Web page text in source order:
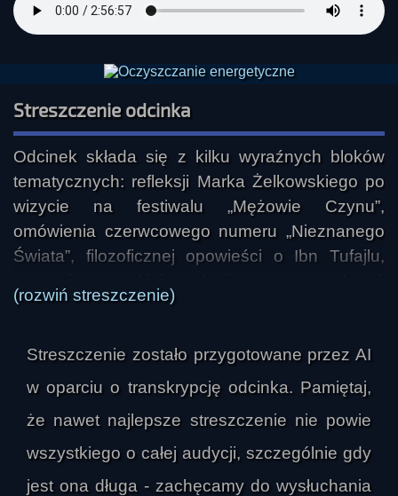
Filmotekarium - A halál négy kapuja (Cztery
bramy śmierci) 01:16:42
Słowne interludium 01:32:14
MAUPA - Adam Allsuch Boardman -
Ilustrowana historia UFO 01:40:14
Słowne interludium 01:54:12
Z archiwum ABW 01:54:56
Słowo na dobranoc 02:55:30
Streszczenie odcinka
Odcinek składa się z kilku wyraźnych bloków
tematycznych: refleksji Marka Żelkowskiego po
wizycie na festiwalu „Mężowie Czynu”,
omówienia czerwcowego numeru „Nieznanego
Świata”, filozoficznej opowieści o Ibn Tufajlu,
książkowych i opowiadań prozatorskich.
Najdłuższa pierwsza część audycji poświęcona
jest festiwalowi „Mężowie Czynu”, który
choć bez bezkrytyczności. Podkreśla, że
wydarzenie nie przypominało komercyjnego
coachingu ani pustych haseł o sukcesie, lecz
(rozwiń streszczenie)
Streszczenie zostało przygotowane przez AI
w oparciu o transkrypcję odcinka. Pamiętaj,
że nawet najlepsze streszczenie nie powie
wszystkiego o całej audycji, szczególnie gdy
jest ona długa - zachęcamy do wysłuchania